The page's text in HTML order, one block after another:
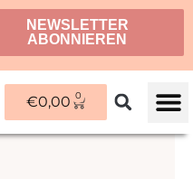
NEWSLETTER
ABONNIEREN
€0,00 0
WARENKORB